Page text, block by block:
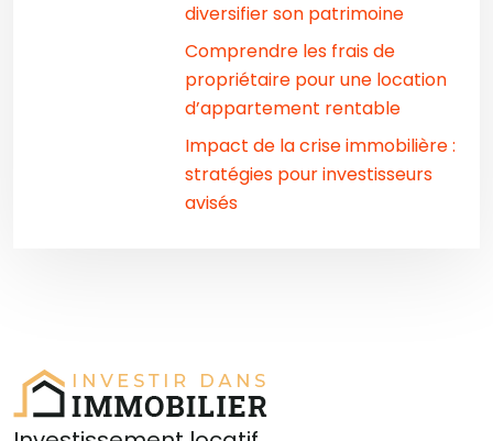
diversifier son patrimoine
Comprendre les frais de
propriétaire pour une location
d’appartement rentable
Impact de la crise immobilière :
stratégies pour investisseurs
avisés